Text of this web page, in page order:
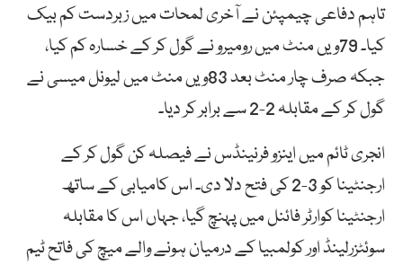
تاہم دفاعی چیمپئن نے آخری لمحات میں زبردست کم بیک
کیا۔ 79ویں منٹ میں رومیرو نے گول کر کے خسارہ کم کیا،
جبکہ صرف چار منٹ بعد 83ویں منٹ میں لیونل میسی نے
گول کر کے مقابلہ 2-2 سے برابر کر دیا۔
انجری ٹائم میں اینزو فرنینڈس نے فیصلہ کن گول کر کے
ارجنٹینا کو 3-2 کی فتح دلا دی۔ اس کامیابی کے ساتھ
ارجنٹینا کوارٹر فائنل میں پہنچ گیا، جہاں اس کا مقابلہ
سوئٹزرلینڈ اور کولمبیا کے درمیان ہونے والے میچ کی فاتح ٹیم